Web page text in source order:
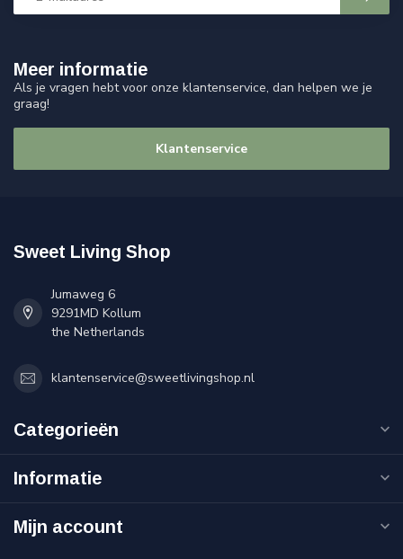
Meer informatie
Als je vragen hebt voor onze klantenservice, dan helpen we je
graag!
Klantenservice
Sweet Living Shop
Jumaweg 6
9291MD Kollum
the Netherlands
klantenservice@sweetlivingshop.nl
Categorieën
Informatie
Mijn account